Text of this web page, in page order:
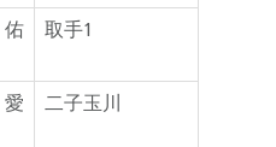
取手1
二子玉川